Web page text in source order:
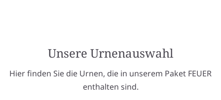
Unsere Urnenauswahl
Hier finden Sie die Urnen, die in unserem Paket FEUER
enthalten sind.